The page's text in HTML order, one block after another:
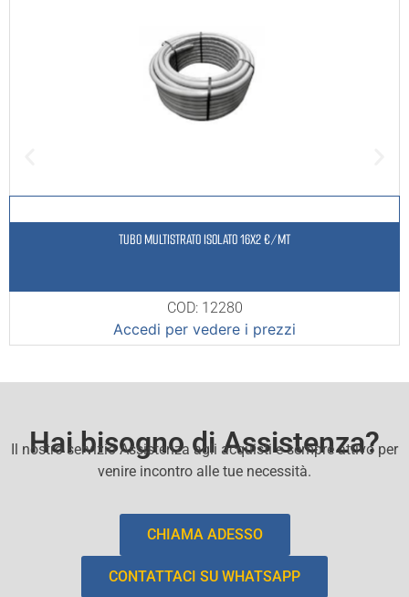
TUBO MULTISTRATO ISOLATO 16X2 €/MT
COD: 12280
Accedi per vedere i prezzi
Hai bisogno di Assistenza?
Il nostro servizio Assistenza agli acquisti e sempre attivo per
venire incontro alle tue necessità.
CHIAMA ADESSO
CONTATTACI SU WHATSAPP